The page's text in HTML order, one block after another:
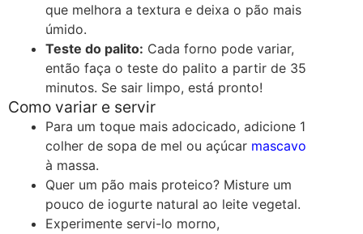
que melhora a textura e deixa o pão mais
úmido.
Teste do palito: Cada forno pode variar,
então faça o teste do palito a partir de 35
minutos. Se sair limpo, está pronto!
Como variar e servir
Para um toque mais adocicado, adicione 1
colher de sopa de mel ou açúcar mascavo
à massa.
Quer um pão mais proteico? Misture um
pouco de iogurte natural ao leite vegetal.
Experimente servi-lo morno,